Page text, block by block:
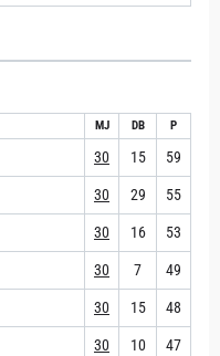
MJ DB P
30 15 59
30 29 55
30 16 53
30 7 49
30 15 48
30 10 47